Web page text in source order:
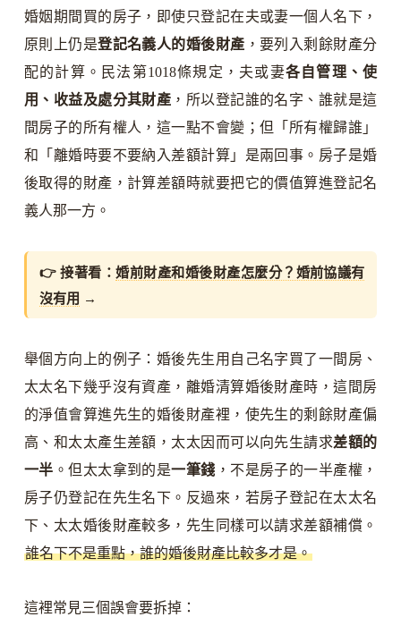
婚姻期間買的房子，即使只登記在夫或妻一個人名下，
原則上仍是登記名義人的婚後財產 ，要列入剩餘財產分
配的計算。民法第1018條規定，夫或妻各自管理、使
用、收益及處分其財產 ，所以登記誰的名字、誰就是這
間房子的所有權人，這一點不會變；但「所有權歸誰」
和「離婚時要不要納入差額計算」是兩回事。房子是婚
後取得的財產，計算差額時就要把它的價值算進登記名
義人那一方。
👉 接著看：婚前財產和婚後財產怎麼分？婚前協議有
沒有用 →
舉個方向上的例子：婚後先生用自己名字買了一間房、
太太名下幾乎沒有資產，離婚清算婚後財產時，這間房
的淨值會算進先生的婚後財產裡，使先生的剩餘財產偏
高、和太太產生差額，太太因而可以向先生請求差額的
一半 。但太太拿到的是一筆錢 ，不是房子的一半產權，
房子仍登記在先生名下。反過來，若房子登記在太太名
下、太太婚後財產較多，先生同樣可以請求差額補償。
誰名下不是重點，誰的婚後財產比較多才是。
這裡常見三個誤會要拆掉：